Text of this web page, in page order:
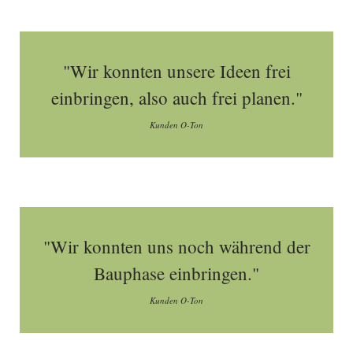
"Wir konnten unsere Ideen frei
einbringen, also auch frei planen."
Kunden O-Ton
"Wir konnten uns noch während der
Bauphase einbringen."
Kunden O-Ton